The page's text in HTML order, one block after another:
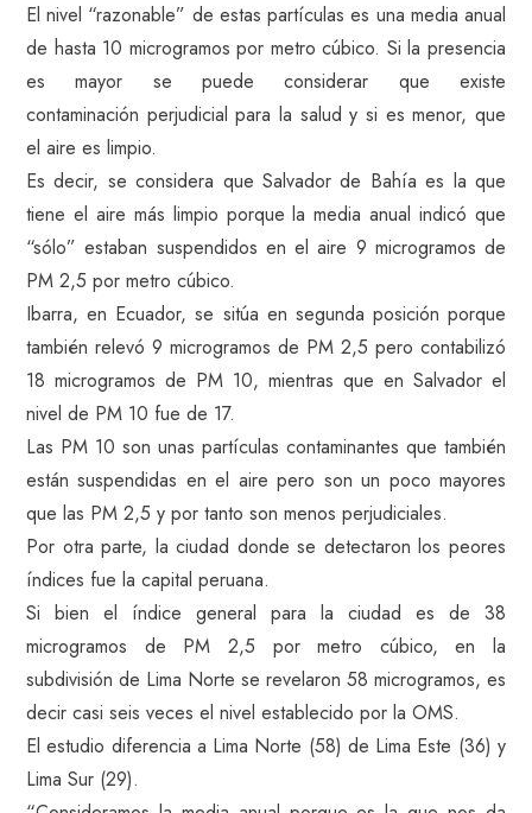
El nivel “razonable” de estas partículas es una media anual
de hasta 10 microgramos por metro cúbico. Si la presencia
es mayor se puede considerar que existe
contaminación perjudicial para la salud y si es menor, que
el aire es limpio.
Es decir, se considera que Salvador de Bahía es la que
tiene el aire más limpio porque la media anual indicó que
“sólo” estaban suspendidos en el aire 9 microgramos de
PM 2,5 por metro cúbico.
Ibarra, en Ecuador, se sitúa en segunda posición porque
también relevó 9 microgramos de PM 2,5 pero contabilizó
18 microgramos de PM 10, mientras que en Salvador el
nivel de PM 10 fue de 17.
Las PM 10 son unas partículas contaminantes que también
están suspendidas en el aire pero son un poco mayores
que las PM 2,5 y por tanto son menos perjudiciales.
Por otra parte, la ciudad donde se detectaron los peores
índices fue la capital peruana.
Si bien el índice general para la ciudad es de 38
microgramos de PM 2,5 por metro cúbico, en la
subdivisión de Lima Norte se revelaron 58 microgramos, es
decir casi seis veces el nivel establecido por la OMS.
El estudio diferencia a Lima Norte (58) de Lima Este (36) y
Lima Sur (29).